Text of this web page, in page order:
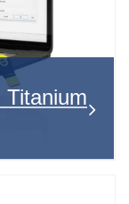
Titanium